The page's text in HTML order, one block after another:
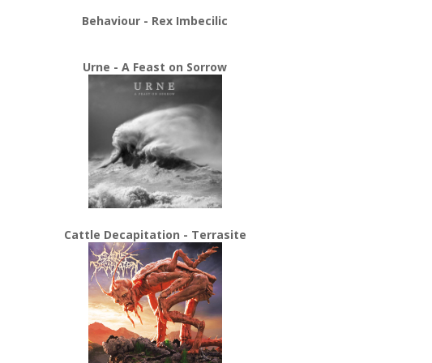
Behaviour - Rex Imbecilic
Urne - A Feast on Sorrow
Cattle Decapitation - Terrasite